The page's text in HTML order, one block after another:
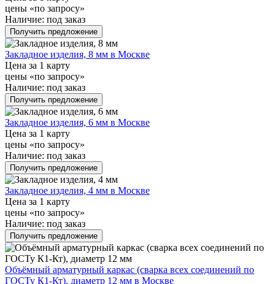
цены «по запросу»
Наличие: под заказ
Получить предложение
Закладное изделия, 8 мм в Москве
Цена за 1 карту
цены «по запросу»
Наличие: под заказ
Получить предложение
Закладное изделия, 6 мм в Москве
Цена за 1 карту
цены «по запросу»
Наличие: под заказ
Получить предложение
Закладное изделия, 4 мм в Москве
Цена за 1 карту
цены «по запросу»
Наличие: под заказ
Получить предложение
Объёмный арматурный каркас (сварка всех соединений по
ГОСТу К1-Кт), диаметр 12 мм в Москве